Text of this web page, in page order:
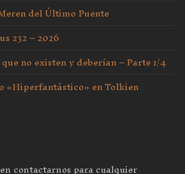
del Último Puente
232 – 2026
no existen y deberían – Parte 1/4
«Hiperfantástico» en Tolkien
contactarnos para cualquier